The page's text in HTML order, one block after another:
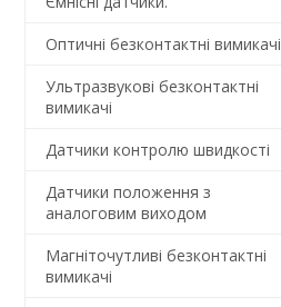
Оптичні безконтактні вимикачі
Ультразвукові безконтактні
вимикачі
Датчики контролю швидкості
Датчики положення з
аналоговим виходом
Магніточутливі безконтактні
вимикачі